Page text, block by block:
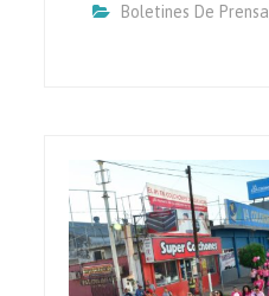
Boletines De Prensa